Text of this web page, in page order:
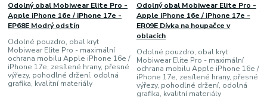
Odolný obal Mobiwear Elite Pro -
Apple iPhone 16e / iPhone 17e -
EP68E Modrý odstín
Odolné pouzdro, obal kryt
Mobiwear Elite Pro - maximální
ochrana mobilu Apple iPhone 16e /
iPhone 17e, zesílené hrany, přesné
výřezy, pohodlné držení, odolná
grafika, kvalitní materiály
Odolný obal Mobiwear Elite Pro -
Apple iPhone 16e / iPhone 17e -
ER09E Dívka na houpačce v
oblacích
Odolné pouzdro, obal kryt
Mobiwear Elite Pro - maximální
ochrana mobilu Apple iPhone 16e /
iPhone 17e, zesílené hrany, přesné
výřezy, pohodlné držení, odolná
grafika, kvalitní materiály